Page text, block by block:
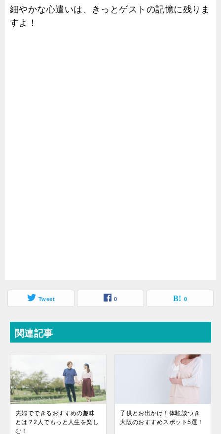
細やかな心遣いは、きっとゲストの記憶に残りま
すよ！
Tweet 0 0
関連記事
夫婦でできるおすすめの趣味
とは？2人でもっと人生を楽し
む！
子供とお出かけ！体験談つき
大阪のおすすめスポット5選！